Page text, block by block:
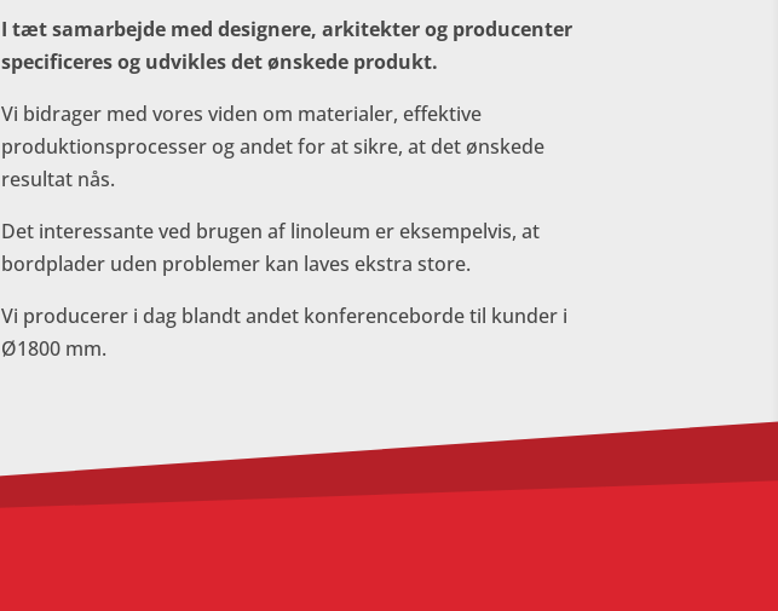
I tæt samarbejde med designere, arkitekter og producenter
specificeres og udvikles det ønskede produkt.
Vi bidrager med vores viden om materialer, effektive
produktionsprocesser og andet for at sikre, at det ønskede
resultat nås.
Det interessante ved brugen af linoleum er eksempelvis, at
bordplader uden problemer kan laves ekstra store.
Vi producerer i dag blandt andet konferenceborde til kunder i
Ø1800 mm.